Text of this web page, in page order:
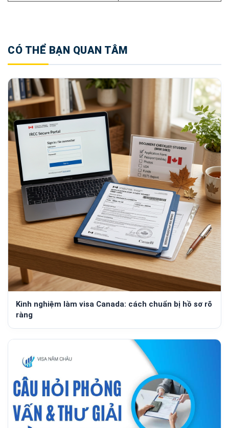
CÓ THỂ BẠN QUAN TÂM
Kinh nghiệm làm visa Canada: cách chuẩn bị hồ sơ rõ
ràng